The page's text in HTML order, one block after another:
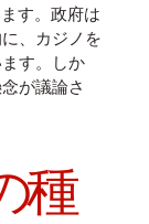
す。政府は
、カジノを
す。しか
が議論さ
種